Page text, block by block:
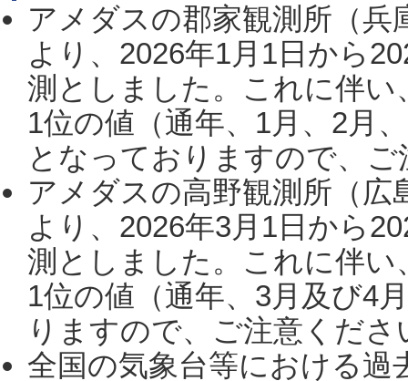
アメダスの郡家観測所（
より、2026年1月1日から
測としました。これに伴い
1位の値（通年、1月、2月
となっておりますので、
アメダスの高野観測所（
より、2026年3月1日から
測としました。これに伴い
1位の値（通年、3月及び4
りますので、ご注意くだ
全国の気象台等における過